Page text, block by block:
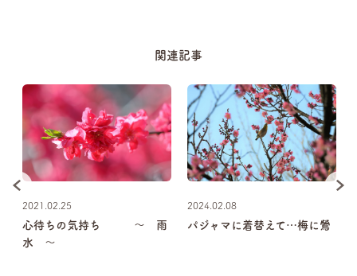
関連記事
2021.02.25
心待ちの気持ち ～ 雨
水 ～
2024.02.08
パジャマに着替えて…梅に鶯